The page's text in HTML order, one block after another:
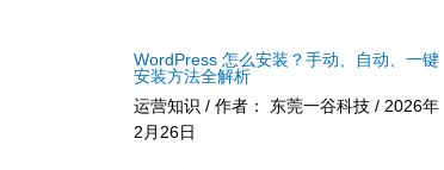
WordPress 怎么安装？手动、自动、一键
安装方法全解析
运营知识 / 作者： 东莞一谷科技 / 2026年
2月26日